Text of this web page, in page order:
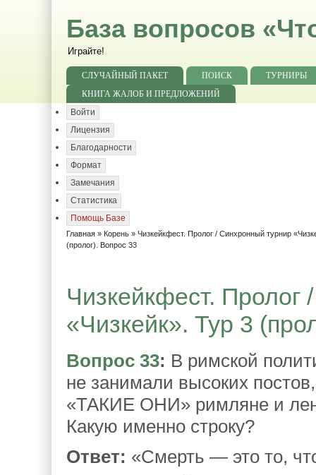
База вопросов
Играйте!
СЛУЧАЙНЫЙ ПАКЕТ ПОИСК
ТУРНИРЫ
КНИГА ЖАЛОБ И ПРЕДЛОЖЕНИЙ
Войти
Лицензия
Благодарности
Формат
Замечания
Статистика
Помощь Базе
Главная » Корень » Чизкейкфест. Пролог / Синхронный турнир
(пролог). Вопрос 33
Чизкейкфест.
«Чизкейк». Тур 3
Вопрос 33: В римской
не занимали высоких
«ТАКИЕ ОНИ» римляне и
Какую именно строку?
Ответ: «Смерть — это то,